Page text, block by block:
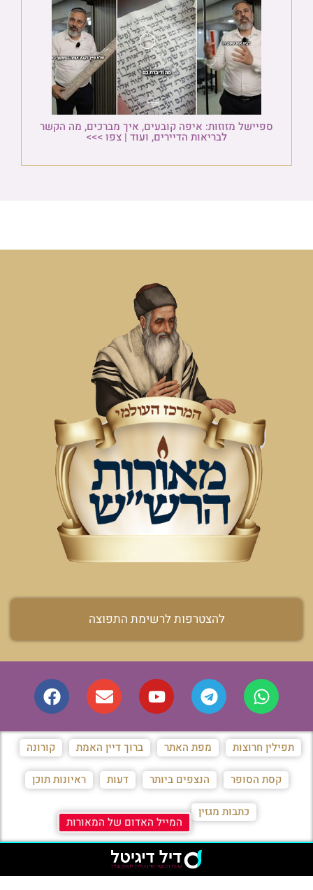
ספיישל מזוזות: איפה קובעים, איך מברכים, מה הקשר
לבריאות הדיירים, ועוד | צפו >>>
להצטרפות לרשימת התפוצה
תפילין חרוצות מפת האתר ברוך דיין האמת קורונה
קסת הסופר הנצפים ביותר דעות ראיונות תוכן
כתבות מגזין
המייל האדום של המאורות